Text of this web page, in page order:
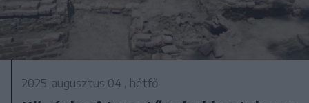
2025. augusztus 04., hétfő